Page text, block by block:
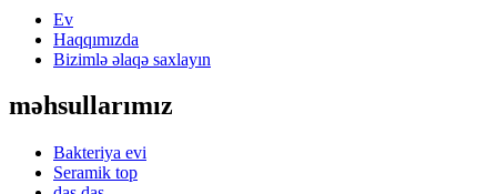
Ev
Haqqımızda
Bizimlə əlaqə saxlayın
məhsullarımız
Bakteriya evi
Seramik top